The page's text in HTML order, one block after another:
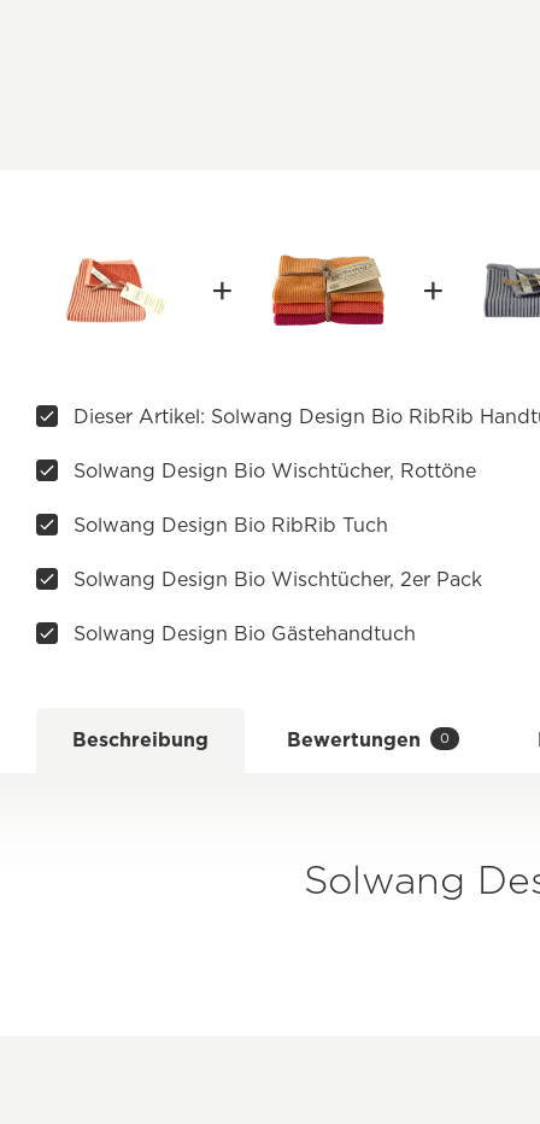
Dieser Artikel: Solwang Design Bio RibRib
Solwang Design Bio Wischtücher, Rottöne
Solwang Design Bio RibRib Tuch
Solwang Design Bio Wischtücher, 2er Pack
Solwang Design Bio Gästehandtuch
Beschreibung Bewertungen 0
Solwang